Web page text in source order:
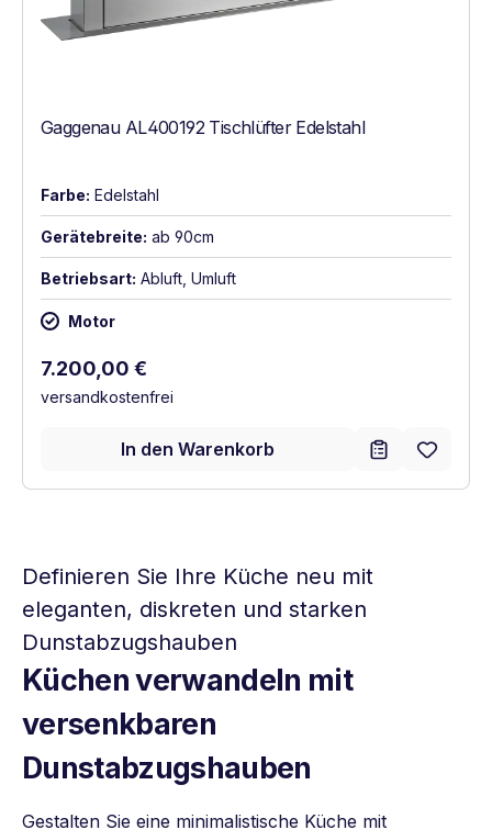
Gaggenau AL400192 Tischlüfter Edelstahl
Farbe: Edelstahl
Gerätebreite: ab 90cm
Betriebsart: Abluft, Umluft
Motor
Regulärer Preis:
7.200,00 €
versandkostenfrei
In den Warenkorb
Definieren Sie Ihre Küche neu mit
eleganten, diskreten und starken
Dunstabzugshauben
Küchen verwandeln mit
versenkbaren
Dunstabzugshauben
Gestalten Sie eine minimalistische Küche mit